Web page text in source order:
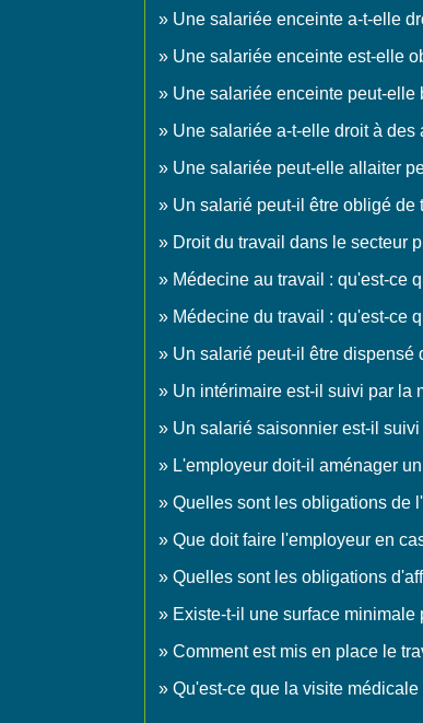
Une salariée enceinte a-t-elle
Une salariée enceinte est-elle
Une salariée enceinte peut-elle
Une salariée a-t-elle droit à
Une salariée peut-elle allaiter
Un salarié peut-il être obligé de
Droit du travail dans le secteur
Médecine au travail : qu'est-ce
Médecine du travail : qu'est-ce
Un salarié peut-il être
Un intérimaire est-il suivi par la
Un salarié saisonnier est-il
L'employeur doit-il aménager
Quelles sont les obligations de
Que doit faire l'employeur en
Quelles sont les obligations
Existe-t-il une surface
Comment est mis en place le
Qu'est-ce que la visite